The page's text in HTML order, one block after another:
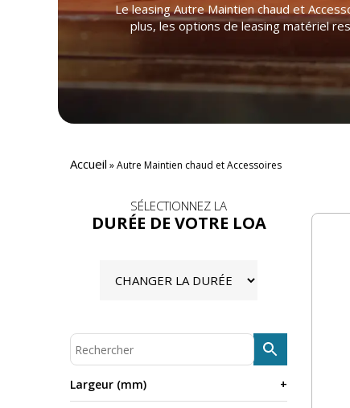
Le leasing Autre Maintien chaud et
plus, les options de leasing matériel
Accueil »Autre Maintien chaud et Accessoires
SÉLECTIONNEZ LA
DURÉE DE VOTRE LOA
Largeur (mm)